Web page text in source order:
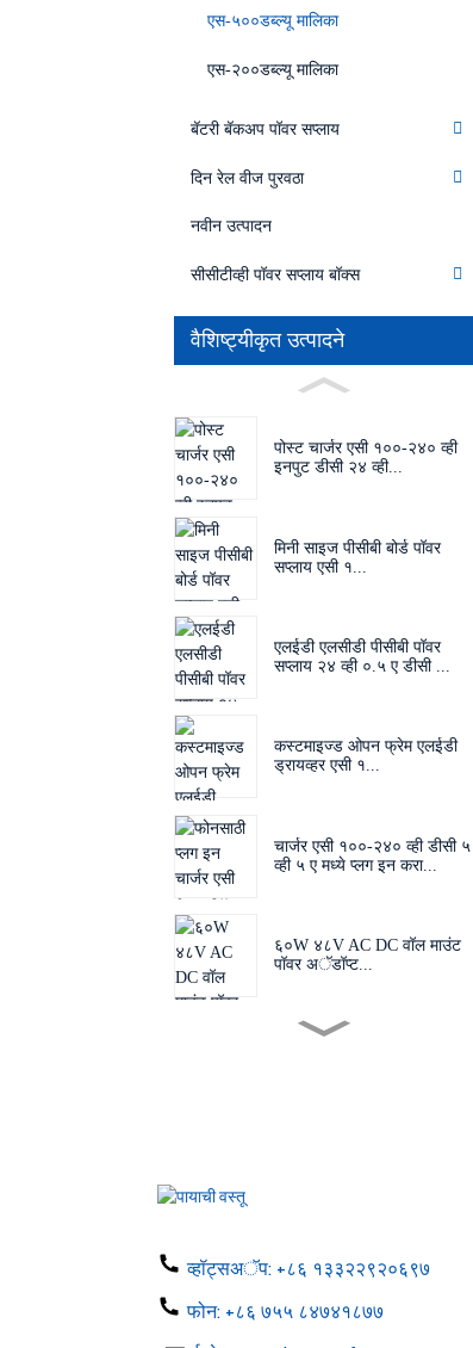
एस-५००डब्ल्यू मालिका
एस-२००डब्ल्यू मालिका
बॅटरी बॅकअप पॉवर सप्लाय
दिन रेल वीज पुरवठा
नवीन उत्पादन
सीसीटीव्ही पॉवर सप्लाय बॉक्स
वैशिष्ट्यीकृत उत्पादने
पोस्ट चार्जर एसी १००-२४० व्ही
इनपुट डीसी २४ व्ही...
मिनी साइज पीसीबी बोर्ड पॉवर
सप्लाय एसी १...
एलईडी एलसीडी पीसीबी पॉवर
सप्लाय २४ व्ही ०.५ ए डीसी ...
कस्टमाइज्ड ओपन फ्रेम एलईडी
ड्रायव्हर एसी १...
चार्जर एसी १००-२४० व्ही डीसी ५
व्ही ५ ए मध्ये प्लग इन करा...
६०W ४८V AC DC वॉल माउंट
पॉवर अॅडॉप्ट...
एसी १००-२४...
एलईडी स्ट्रिप ६ व्ही १२ व्ही २४
व्हॉट्सअॅप: +८६ १३३२२९२०६९७
फोन: +८६ ७५५ ८४७४१८७७